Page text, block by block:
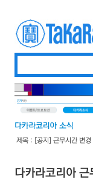
제목 : [공지] 근무시간 변경
다카라코리아 근